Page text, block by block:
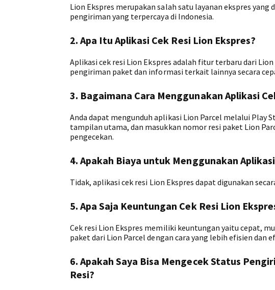
Lion Ekspres merupakan salah satu layanan ekspres yang
pengiriman yang terpercaya di Indonesia.
2. Apa Itu Aplikasi Cek Resi Lion Ekspres?
Aplikasi cek resi Lion Ekspres adalah fitur terbaru dari
pengiriman paket dan informasi terkait lainnya secara
3. Bagaimana Cara Menggunakan Aplikasi
Anda dapat mengunduh aplikasi Lion Parcel melalui Play
tampilan utama, dan masukkan nomor resi paket Lion
pengecekan.
4. Apakah Biaya untuk Menggunakan
Tidak, aplikasi cek resi Lion Ekspres dapat digunakan
5. Apa Saja Keuntungan Cek Resi Lion
Cek resi Lion Ekspres memiliki keuntungan yaitu cepat,
paket dari Lion Parcel dengan cara yang lebih efisien dan
6. Apakah Saya Bisa Mengecek Status
Resi?